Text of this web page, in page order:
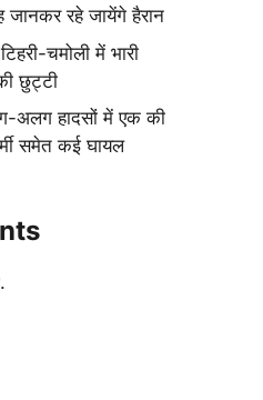
जानकर रहे जायेंगे हैरान
चमोली में भारी
छुट्टी
अलग हादसों में एक की
समेत कई घायल